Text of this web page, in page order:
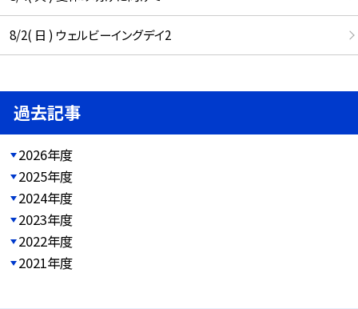
8/2( 日 ) ウェルビーイングデイ2
過去記事
2026年度
2025年度
2024年度
2023年度
2022年度
2021年度